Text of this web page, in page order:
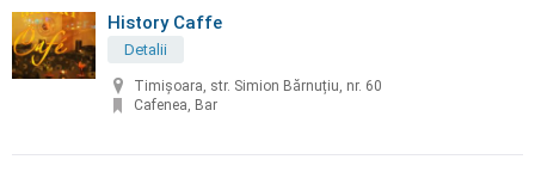
History Caffe
Detalii
Timișoara, str. Simion Bărnuțiu, nr. 60
Cafenea, Bar